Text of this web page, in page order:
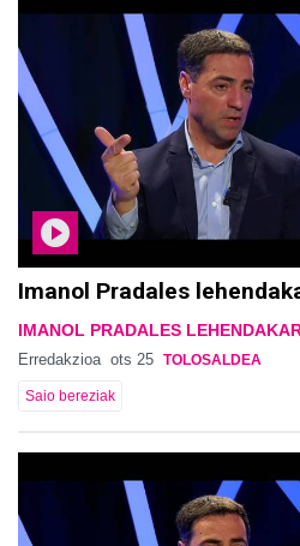
Imanol Pradales
IMANOL PRADALES
Erredakzioa ots 25 TOLOSALDEA
Saio bereziak